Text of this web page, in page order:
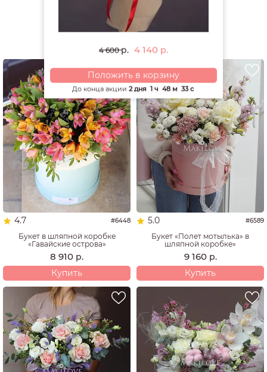
Смотреть все открытки и игрушки
4.7 #6448
Букет в шляпной коробке
«Гавайские острова»
8 910 р.
Купить
5.0 #6589
Букет «Полет мотылька» в
шляпной коробке»
9 160 р.
Купить
4 600р. 4 140 р.
Положить в корзину
До конца акции 2 дня 1 ч 48 м 32 с